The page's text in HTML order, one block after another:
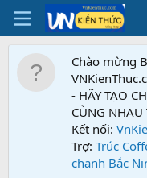
Chào mừng
- HÃY TẠO
CÙNG
Kết nối:
Trợ: Trúc
chanh Bắc